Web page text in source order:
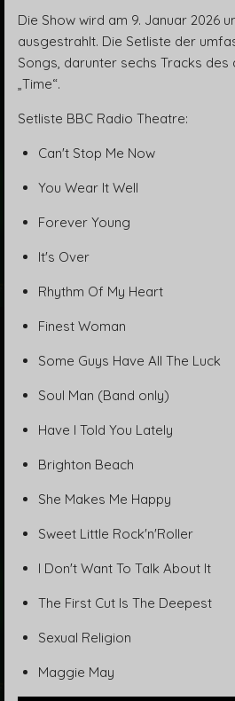
Die Show wird am 9. Januar 2026
ausgestrahlt. Die Setliste der
Songs, darunter sechs Tracks des
„Time“.
Setliste BBC Radio Theatre:
Can't Stop Me Now
You Wear It Well
Forever Young
It's Over
Rhythm Of My Heart
Finest Woman
Some Guys Have All The Luck
Soul Man (Band only)
Have I Told You Lately
Brighton Beach
She Makes Me Happy
Sweet Little Rock'n'Roller
I Don't Want To Talk About It
The First Cut Is The Deepest
Sexual Religion
Maggie May